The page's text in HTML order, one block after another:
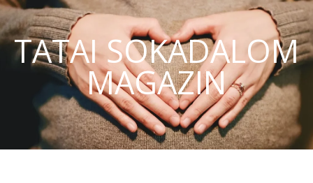
TATAI SOKADALOM
MAGAZIN